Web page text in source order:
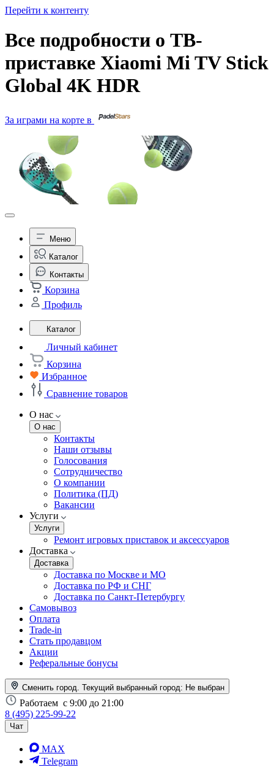
Перейти к контенту
Все подробности о ТВ-
приставке Xiaomi Mi TV Stick
Global 4K HDR
За играми на корте в
Меню
Каталог
Контакты
Корзина
Профиль
Каталог
Личный кабинет
Корзина
Избранное
Сравнение товаров
О нас
О нас
Контакты
Наши отзывы
Голосования
Сотрудничество
О компании
Политика (ПД)
Вакансии
Услуги
Услуги
Ремонт игровых приставок и аксессуаров
Доставка
Доставка
Доставка по Москве и МО
Доставка по РФ и СНГ
Доставка по Санкт-Петербургу
Самовывоз
Оплата
Trade-in
Стать продавцом
Акции
Реферальные бонусы
Сменить город. Текущий выбранный город: Не выбран
Работаем с 9:00 до 21:00
8 (495) 225-99-22
Чат
MAX
Telegram